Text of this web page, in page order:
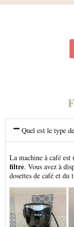
Quel est le type
La machine à café est
filtre. Vous avez à
dosettes de café et du